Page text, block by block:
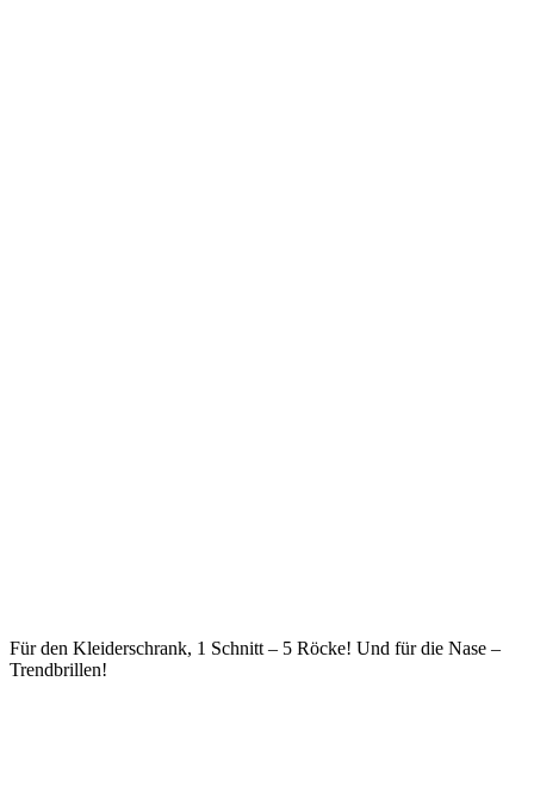
Für den Kleiderschrank, 1 Schnitt – 5 Röcke! Und für die Nase –
Trendbrillen!